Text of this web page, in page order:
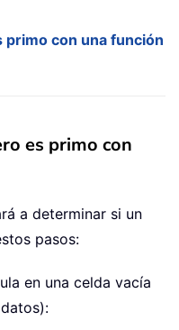
con una función
es primo con
a determinar si un
pasos:
en una celda vacía